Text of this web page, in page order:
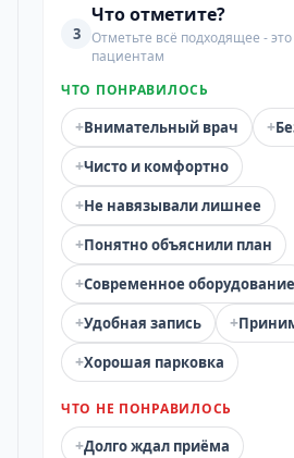
3
Что отметите?
Отметьте всё подходящее -
пациентам
ЧТО ПОНРАВИЛОСЬ
+Внимательный врач +
+Чисто и комфортно
+Не навязывали лишнее
+Понятно объяснили план
+Современное оборудование
+Удобная запись +
+Хорошая парковка
ЧТО НЕ ПОНРАВИЛОСЬ
+Долго ждал приёма